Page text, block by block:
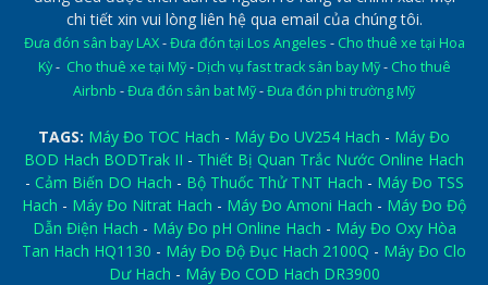
chi tiết xin vui lòng liên hệ qua email của chúng tôi.
Đưa đón sân bay LAX-Đưa đón tại Los Angeles - Cho thuê xe tại Hoa
Kỳ- Cho thuê xe tại Mỹ- Dịch vụ fast track sân bay Mỹ- Cho thuê
Airbnb -Đưa đón sân bat Mỹ-Đưa đón phi trường Mỹ
TAGS: Máy Đo TOC Hach - Máy Đo UV254 Hach - Máy Đo
BOD Hach BODTrak II - Thiết Bị Quan Trắc Nước Online Hach
- Cảm Biến DO Hach - Bộ Thuốc Thử TNT Hach - Máy Đo TSS
Hach - Máy Đo Nitrat Hach - Máy Đo Amoni Hach - Máy Đo Độ
Dẫn Điện Hach - Máy Đo pH Online Hach - Máy Đo Oxy Hòa
Tan Hach HQ1130 - Máy Đo Độ Đục Hach 2100Q - Máy Đo Clo
Dư Hach - Máy Đo COD Hach DR3900